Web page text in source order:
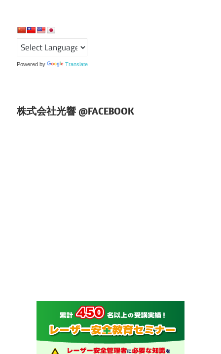
シ
ョ
Powered by Translate
株式会社光響 @FACEBOOK